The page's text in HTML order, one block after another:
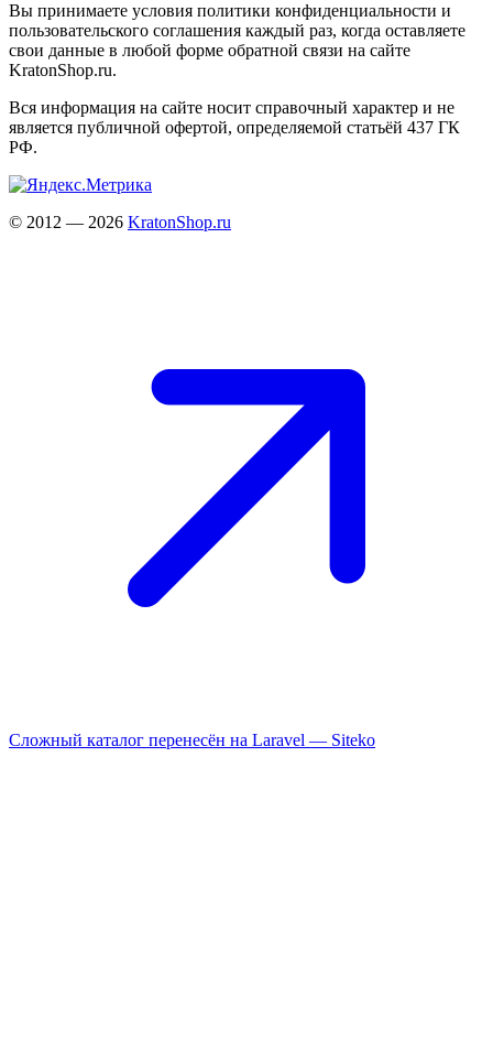
Вы принимаете условия политики конфиденциальности и
пользовательского соглашения каждый раз, когда оставляете
свои данные в любой форме обратной связи на сайте
KratonShop.ru.
Вся информация на сайте носит справочный характер и не
является публичной офертой, определяемой статьёй 437 ГК
РФ.
© 2012 — 2026 KratonShop.ru
Сложный каталог перенесён на Laravel — Siteko